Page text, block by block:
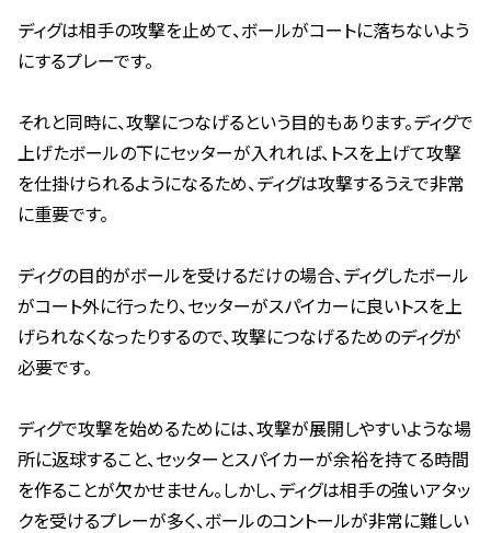
ディグは相手の攻撃を止めて、ボールがコートに落ちないよう
にするプレーです。
それと同時に、攻撃につなげるという目的もあります。ディグで
上げたボールの下にセッターが入れれば、トスを上げて攻撃
を仕掛けられるようになるため、ディグは攻撃するうえで非常
に重要です。
ディグの目的がボールを受けるだけの場合、ディグしたボール
がコート外に行ったり、セッターがスパイカーに良いトスを上
げられなくなったりするので、攻撃につなげるためのディグが
必要です。
ディグで攻撃を始めるためには、攻撃が展開しやすいような場
所に返球すること、セッターとスパイカーが余裕を持てる時間
を作ることが欠かせません。しかし、ディグは相手の強いアタッ
クを受けるプレーが多く、ボールのコントールが非常に難しい